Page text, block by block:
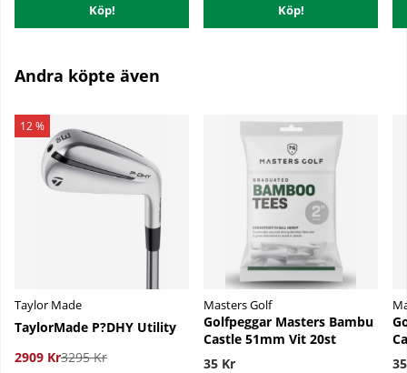
Köp! Köp!
Andra köpte även
12 %
Taylor Made
TaylorMade P?DHY Utility
2909 Kr3295 Kr
Masters Golf
Golfpeggar Masters Bambu
Castle 51mm Vit 20st
35 Kr